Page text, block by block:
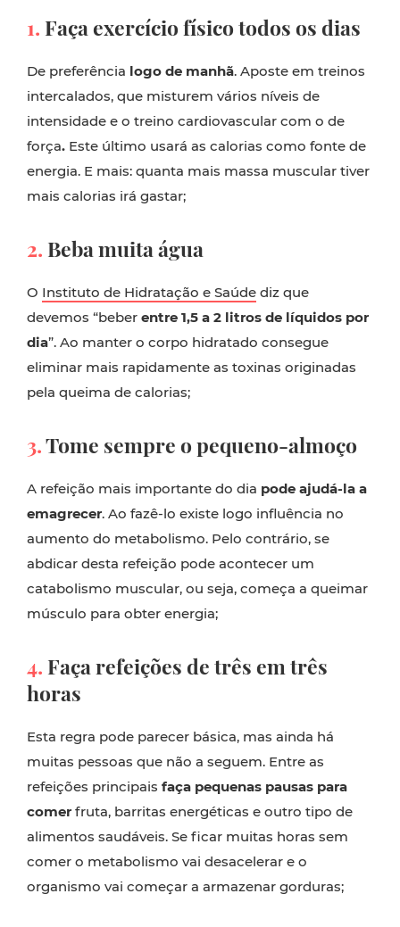
1. Faça exercício físico todos os dias
De preferência logo de manhã. Aposte em treinos
intercalados, que misturem vários níveis de
intensidade e o treino cardiovascular com o de
força. Este último usará as calorias como fonte de
energia. E mais: quanta mais massa muscular tiver
mais calorias irá gastar;
2. Beba muita água
O Instituto de Hidratação e Saúde diz que
devemos “beber entre 1,5 a 2 litros de líquidos por
dia”. Ao manter o corpo hidratado consegue
eliminar mais rapidamente as toxinas originadas
pela queima de calorias;
3.Tome sempre o pequeno-almoço
A refeição mais importante do dia pode ajudá-la a
emagrecer. Ao fazê-lo existe logo influência no
aumento do metabolismo. Pelo contrário, se
abdicar desta refeição pode acontecer um
catabolismo muscular, ou seja, começa a queimar
músculo para obter energia;
4. Faça refeições de três em três
horas
Esta regra pode parecer básica, mas ainda há
muitas pessoas que não a seguem. Entre as
refeições principais faça pequenas pausas para
comer fruta, barritas energéticas e outro tipo de
alimentos saudáveis. Se ficar muitas horas sem
comer o metabolismo vai desacelerar e o
organismo vai começar a armazenar gorduras;